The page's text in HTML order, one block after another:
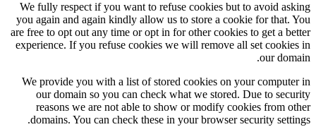
We fully respect if you want to refuse cookies but to avoid asking
you again and again kindly allow us to store a cookie for that. You
are free to opt out any time or opt in for other cookies to get a better
experience. If you refuse cookies we will remove all set cookies in
our domain.
We provide you with a list of stored cookies on your computer in
our domain so you can check what we stored. Due to security
reasons we are not able to show or modify cookies from other
domains. You can check these in your browser security settings.